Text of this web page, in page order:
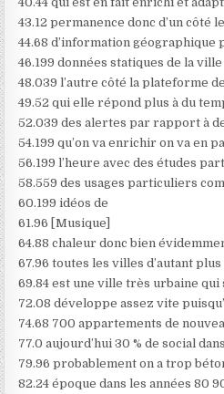
43.12 permanence donc d’un côté
44.68 d’information géographique
46.199 données statiques de la ville
48.039 l’autre côté la plateforme
49.52 qui elle répond plus à du
52.039 des alertes par rapport à
54.199 qu’on va enrichir on va en
56.199 l’heure avec des études
58.559 des usages particuliers
60.199 idéos de
61.96 [Musique]
64.88 chaleur donc bien
67.96 toutes les villes d’autant plus
69.84 est une ville très urbaine qui
72.08 développe assez vite
74.68 700 appartements de
77.0 aujourd’hui 30 % de social
79.96 probablement on a trop
82.24 époque dans les années 80